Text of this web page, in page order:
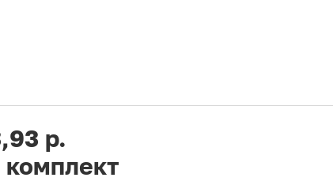
р.
комплект